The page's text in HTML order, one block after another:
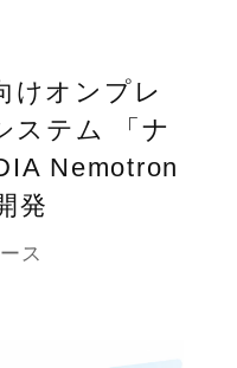
けオンプレ
ステム 「ナ
Nemotron
発
ス